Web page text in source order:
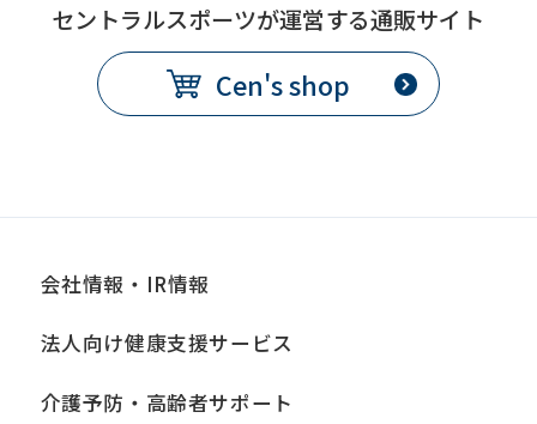
セントラルスポーツが運営する通販サイト
Cen's shop
会社情報・IR情報
法人向け健康支援サービス
介護予防・高齢者サポート